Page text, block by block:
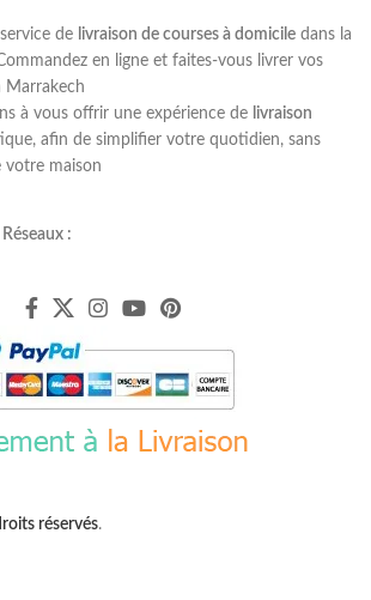
de livraison de courses à domicile dans la
en ligne et faites-vous livrer vos
Marrakech
à vous offrir une expérience de livraison
afin de simplifier votre quotidien, sans
maison
:
réservés.